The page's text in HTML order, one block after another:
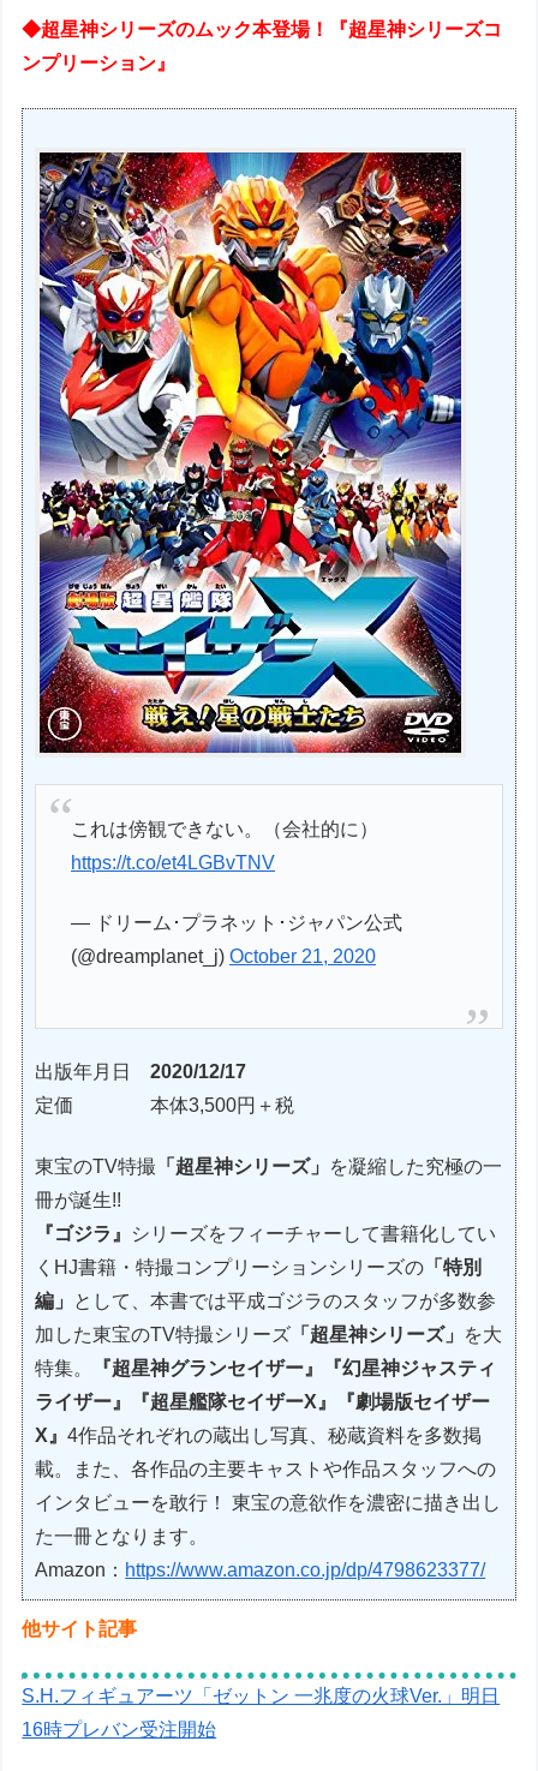
◆超星神シリーズのムック本登場！『超星神シリーズコ
ンプリーション』
これは傍観できない。（会社的に）
https://t.co/et4LGBvTNV
— ドリーム･プラネット･ジャパン公式
(@dreamplanet_j)October 21, 2020
出版年月日
2020/12/17
定価
本体3,500円＋税
東宝のTV特撮 「超星神シリーズ」
を凝縮した究極の一
冊が誕生!!
『ゴジラ』
シリーズをフィーチャーして書籍化してい
くHJ書籍・特撮コンプリーションシリーズの 「特別
編」
として、本書では平成ゴジラのスタッフが多数参
加した東宝のTV特撮シリーズ 「超星神シリーズ」
を大
特集。
『超星神グランセイザー』『幻星神ジャスティ
ライザー』『超星艦隊セイザーX』『劇場版セイザー
X』4作品それぞれの蔵出し写真、秘蔵資料を多数掲
載。また、各作品の主要キャストや作品スタッフへの
インタビューを敢行！ 東宝の意欲作を濃密に描き出し
た一冊となります。
Amazon： https://www.amazon.co.jp/dp/4798623377/
他サイト記事
S.H.フィギュアーツ「ゼットン 一兆度の火球Ver.」明日
16時プレバン受注開始